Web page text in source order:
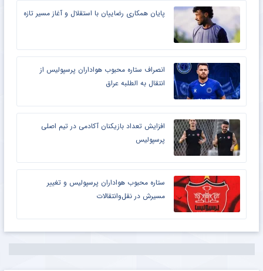
پایان همکاری رضاییان با استقلال و آغاز مسیر تازه
انصراف ستاره محبوب هواداران پرسپولیس از
انتقال به الطلبه عراق
افزایش تعداد بازیکنان آکادمی در تیم اصلی
پرسپولیس
ستاره محبوب هواداران پرسپولیس و تغییر
مسیرش در نقل‌وانتقالات